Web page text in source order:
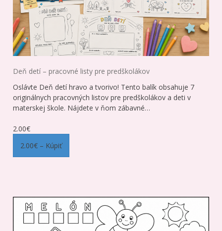
Deň detí – pracovné listy pre predškolákov
Oslávte Deň detí hravo a tvorivo! Tento balík obsahuje 7
originálnych pracovných listov pre predškolákov a deti v
materskej škole. Nájdete v ňom zábavné…
2.00€
2.00€ – Kúpiť